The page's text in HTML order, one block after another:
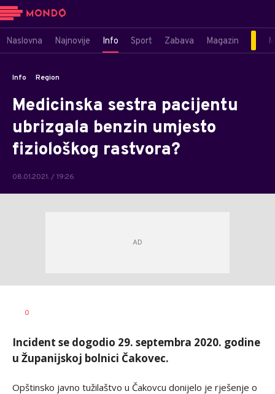
Naslovna Najnovije Info Sport Zabava Magazin
Info Region
Medicinska sestra pacijentu
ubrizgala benzin umjesto
fiziološkog rastvora?
08.01.2021. / 19:26
AUTOR
0
Incident se dogodio 29. septembra 2020. godine
u Županijskoj bolnici Čakovec.
Opštinsko javno tužilaštvo u Čakovcu donijelo je rješenje o